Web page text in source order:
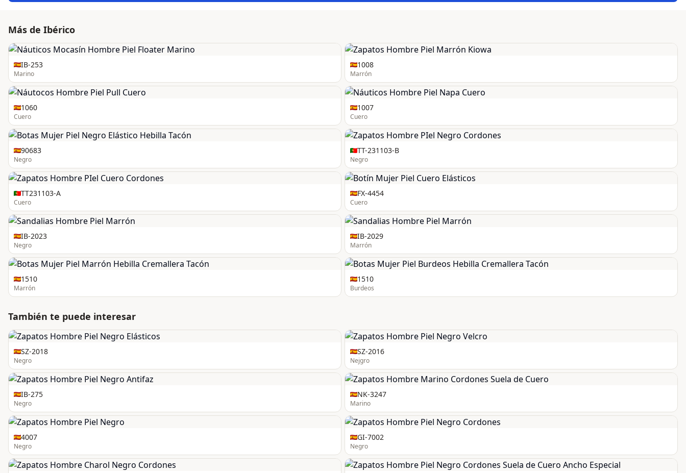
Más de Ibérico
IB-253
Marino
1008
Marrón
1060
Cuero
1007
Cuero
90683
Negro
TT-231103-B
Negro
TT231103-A
Cuero
FX-4454
Cuero
IB-2023
Negro
IB-2029
Marrón
1510
Marrón
1510
Burdeos
También te puede interesar
SZ-2018
Negro
SZ-2016
Nejgro
IB-275
Negro
NK-3247
Marino
4007
Negro
GI-7002
Negro